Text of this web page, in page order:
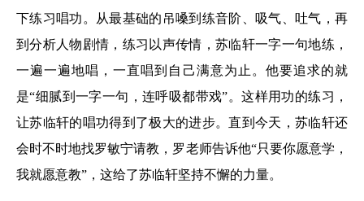
下练习唱功。从最基础的吊嗓到练音阶、吸气、吐气，再
到分析人物剧情，练习以声传情，苏临轩一字一句地练，
一遍一遍地唱，一直唱到自己满意为止。他要追求的就
是“细腻到一字一句，连呼吸都带戏”。这样用功的练习，
让苏临轩的唱功得到了极大的进步。直到今天，苏临轩还
会时不时地找罗敏宁请教，罗老师告诉他“只要你愿意学，
我就愿意教”，这给了苏临轩坚持不懈的力量。